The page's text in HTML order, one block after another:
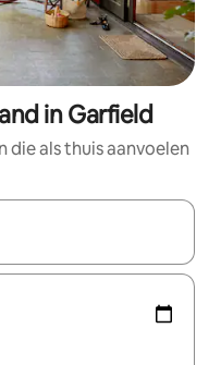
in Garfield
als thuis aanvoelen
zijn, maak je een keuze